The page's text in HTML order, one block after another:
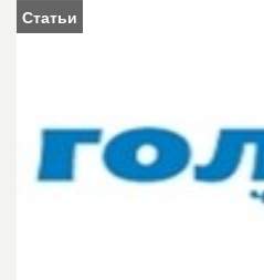
Статьи